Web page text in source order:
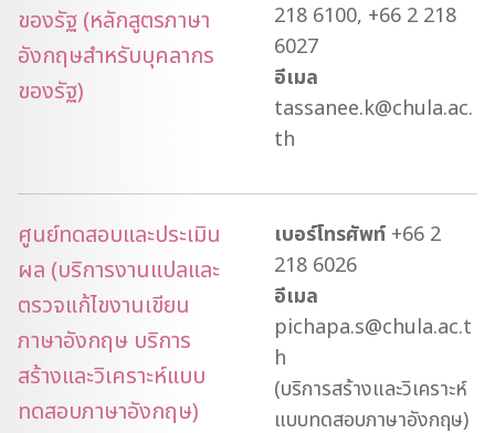
ของรัฐ (หลักสูตรภาษา
อังกฤษสำหรับบุคลากร
ของรัฐ)
218 6100, +66 2 218
6027
อีเมล
tassanee.k@chula.ac.
th
ศูนย์ทดสอบและประเมิน
ผล (บริการงานแปลและ
ตรวจแก้ไขงานเขียน
ภาษาอังกฤษ บริการ
สร้างและวิเคราะห์แบบ
ทดสอบภาษาอังกฤษ)
เบอร์โทรศัพท์ +66 2
218 6026
อีเมล
pichapa.s@chula.ac.t
h
(บริการสร้างและวิเคราะห์
แบบทดสอบภาษาอังกฤษ)